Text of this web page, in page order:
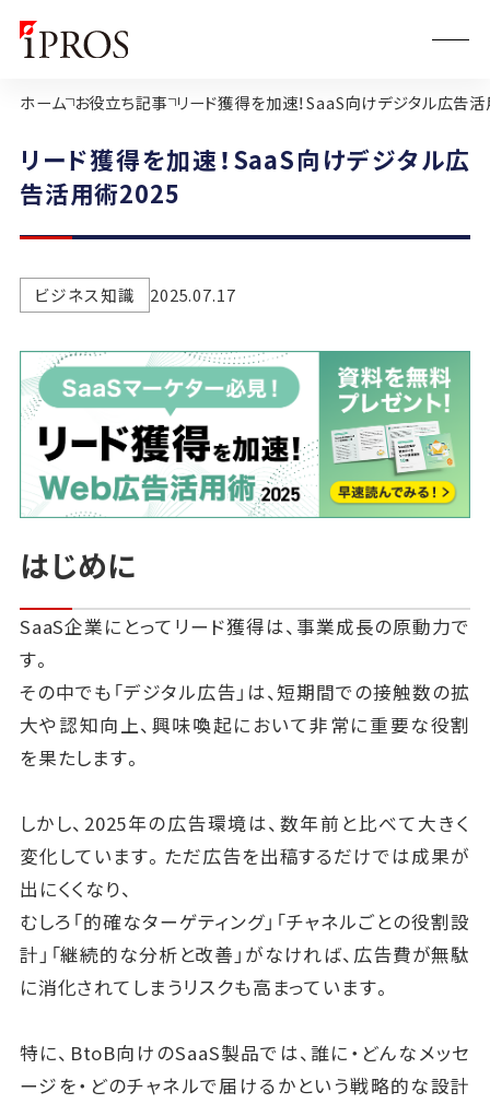
ホーム お役立ち記事 リード獲得を加速！SaaS向けデジタル広告
リード獲得を加速！SaaS向けデジタル広
告活用術2025
ビジネス知識 2025.07.17
はじめに
SaaS企業にとってリード獲得は、事業成長の原動力で
す。
その中でも「デジタル広告」は、短期間での接触数の拡
大や認知向上、興味喚起において非常に重要な役割
を果たします。
しかし、2025年の広告環境は、数年前と比べて大きく
変化しています。ただ広告を出稿するだけでは成果が
出にくくなり、
むしろ「的確なターゲティング」「チャネルごとの役割設
計」「継続的な分析と改善」がなければ、広告費が無駄
に消化されてしまうリスクも高まっています。
特に、BtoB向けのSaaS製品では、誰に・どんなメッセ
ージを・どのチャネルで届けるかという戦略的な設計